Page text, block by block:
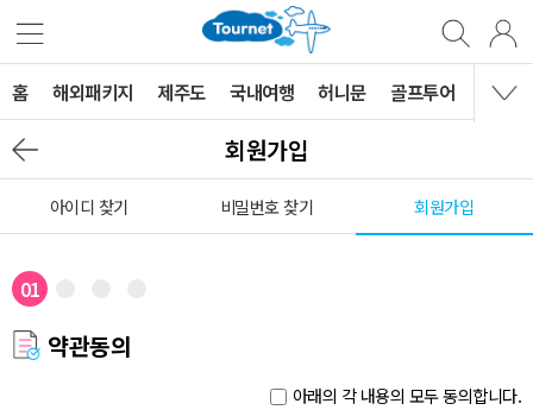
홈 해외패키지 제주도 국내여행 허니문 골프투어 MVG
회원가입
아이디 찾기 비밀번호 찾기 회원가입
01
약관동의
아래의 각 내용의 모두 동의합니다.